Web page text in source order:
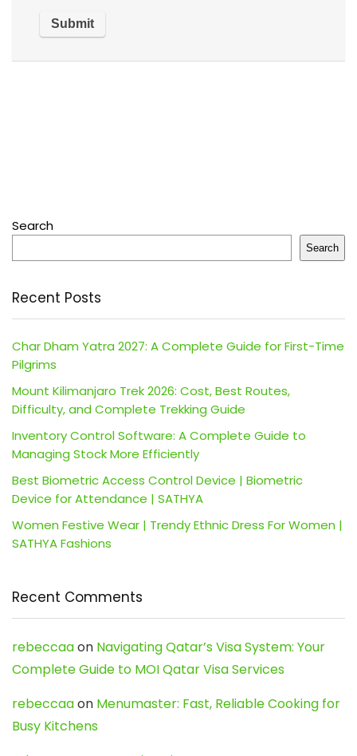
Search
Search
Recent Posts
Char Dham Yatra 2027: A Complete Guide for First-Time
Pilgrims
Mount Kilimanjaro Trek 2026: Cost, Best Routes,
Difficulty, and Complete Trekking Guide
Inventory Control Software: A Complete Guide to
Managing Stock More Efficiently
Best Biometric Access Control Device | Biometric
Device for Attendance | SATHYA
Women Festive Wear | Trendy Ethnic Dress For Women |
SATHYA Fashions
Recent Comments
rebeccaaon Navigating Qatar’s Visa System: Your
Complete Guide to MOI Qatar Visa Services
rebeccaaon Menumaster: Fast, Reliable Cooking for
Busy Kitchens